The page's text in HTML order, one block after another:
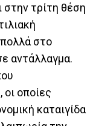
τρίτη θέση
στο
αντάλλαγμα.
οποίες
καταιγίδα